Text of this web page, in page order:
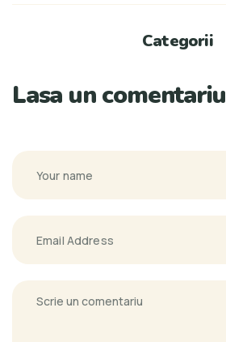
Categorii
Lasa un comentariu